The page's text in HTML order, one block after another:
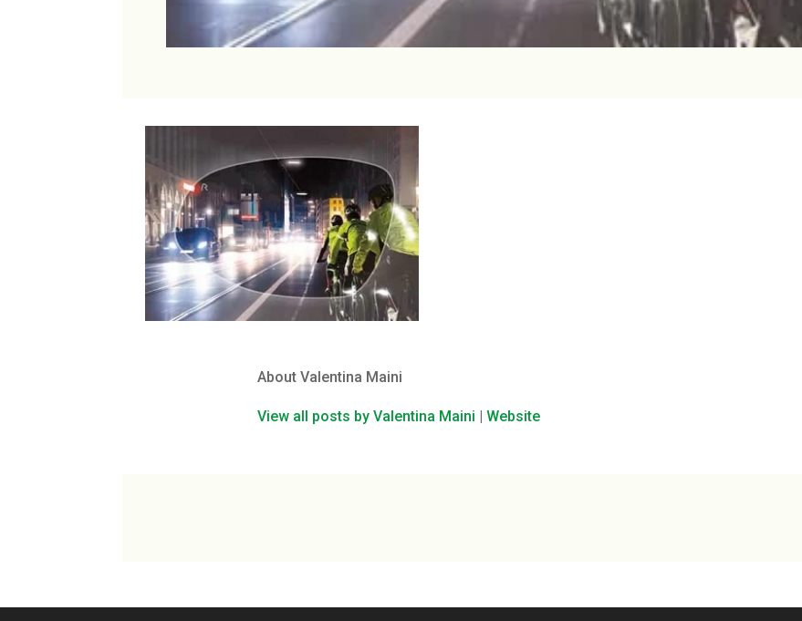
About Valentina Maini
View all posts by Valentina Maini |Website